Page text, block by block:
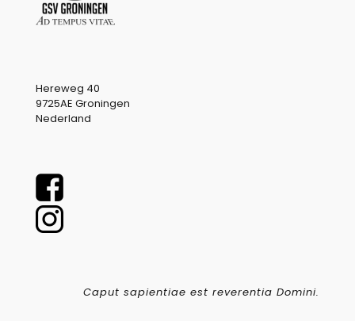
Hereweg 40
9725AE Groningen
Nederland
Caput sapientiae est reverentia Domini.